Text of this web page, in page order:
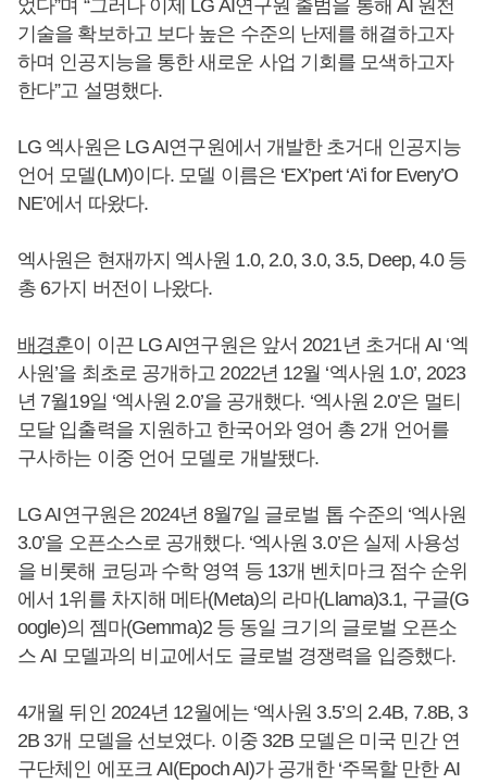
었다”며 “그러나 이제 LG AI연구원 출범을 통해 AI 원천
기술을 확보하고 보다 높은 수준의 난제를 해결하고자
하며 인공지능을 통한 새로운 사업 기회를 모색하고자
한다”고 설명했다.
LG 엑사원은 LG AI연구원에서 개발한 초거대 인공지능
언어 모델(LM)이다. 모델 이름은 ‘EX’pert ‘A’i for Every’O
NE’에서 따왔다.
엑사원은 현재까지 엑사원 1.0, 2.0, 3.0, 3.5, Deep, 4.0 등
총 6가지 버전이 나왔다.
배경훈이 이끈 LG AI연구원은 앞서 2021년 초거대 AI ‘엑
사원’을 최초로 공개하고 2022년 12월 ‘엑사원 1.0’, 2023
년 7월19일 ‘엑사원 2.0’을 공개했다. ‘엑사원 2.0’은 멀티
모달 입출력을 지원하고 한국어와 영어 총 2개 언어를
구사하는 이중 언어 모델로 개발됐다.
LG AI연구원은 2024년 8월7일 글로벌 톱 수준의 ‘엑사원
3.0’을 오픈소스로 공개했다. ‘엑사원 3.0’은 실제 사용성
을 비롯해 코딩과 수학 영역 등 13개 벤치마크 점수 순위
에서 1위를 차지해 메타(Meta)의 라마(Llama)3.1, 구글(G
oogle)의 젬마(Gemma)2 등 동일 크기의 글로벌 오픈소
스 AI 모델과의 비교에서도 글로벌 경쟁력을 입증했다.
4개월 뒤인 2024년 12월에는 ‘엑사원 3.5’의 2.4B, 7.8B, 3
2B 3개 모델을 선보였다. 이중 32B 모델은 미국 민간 연
구단체인 에포크 AI(Epoch AI)가 공개한 ‘주목할 만한 AI